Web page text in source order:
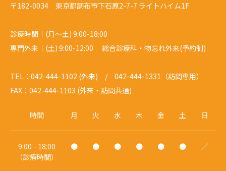
〒182-0034 東京都調布市下石原2-7-7 ライトハイム1F
診療時間｜(月～土) 9:00-18:00
専門外来｜(土) 9:00-12:00 総合診療科・物忘れ外来(予約制)
TEL：042-444-1102 (外来) / 042-444-1331（訪問専用）
FAX：042-444-1103 (外来・訪問共通)
時間 月 火 水 木 金 土 日
9:00 - 18:00
（診療時間）
● ● ● ● ● ● ／